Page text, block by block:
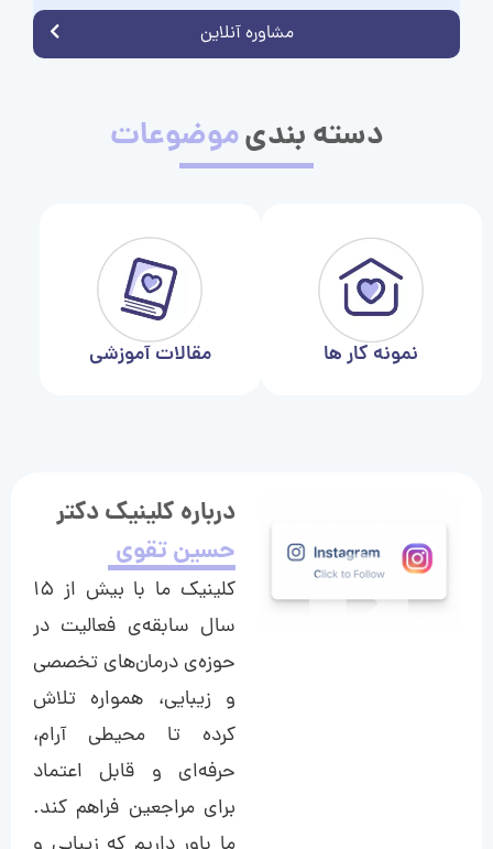
مشاوره آنلاین
دسته بندیموضوعات
نمونه کار ها مقالات آموزشی
درباره کلینیک دکتر
حسین تقوی
کلینیک ما با بیش از ۱۵
سال سابقه‌ی فعالیت در
حوزه‌ی درمان‌های تخصصی
و زیبایی، همواره تلاش
کرده تا محیطی آرام،
حرفه‌ای و قابل اعتماد
برای مراجعین فراهم کند.